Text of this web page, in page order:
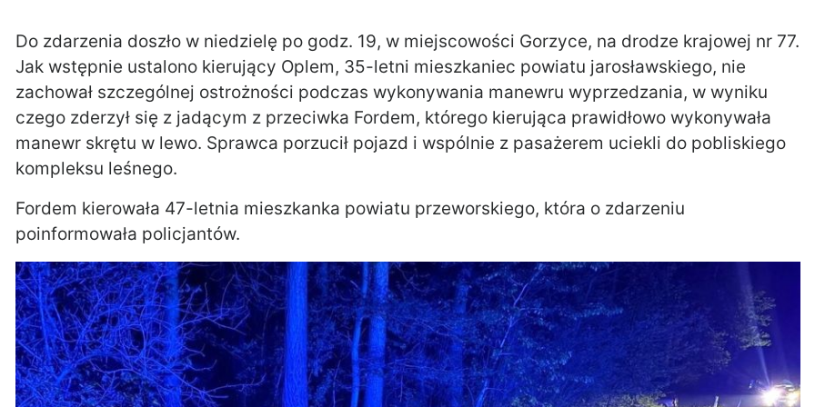
Do zdarzenia doszło w niedzielę po godz. 19, w miejscowości Gorzyce, na drodze krajowej nr 77.
Jak wstępnie ustalono kierujący Oplem, 35-letni mieszkaniec powiatu jarosławskiego, nie
zachował szczególnej ostrożności podczas wykonywania manewru wyprzedzania, w wyniku
czego zderzył się z jadącym z przeciwka Fordem, którego kierująca prawidłowo wykonywała
manewr skrętu w lewo. Sprawca porzucił pojazd i wspólnie z pasażerem uciekli do pobliskiego
kompleksu leśnego.
Fordem kierowała 47-letnia mieszkanka powiatu przeworskiego, która o zdarzeniu
poinformowała policjantów.